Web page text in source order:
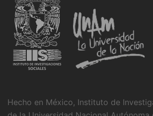
Hecho en México, Instituto de